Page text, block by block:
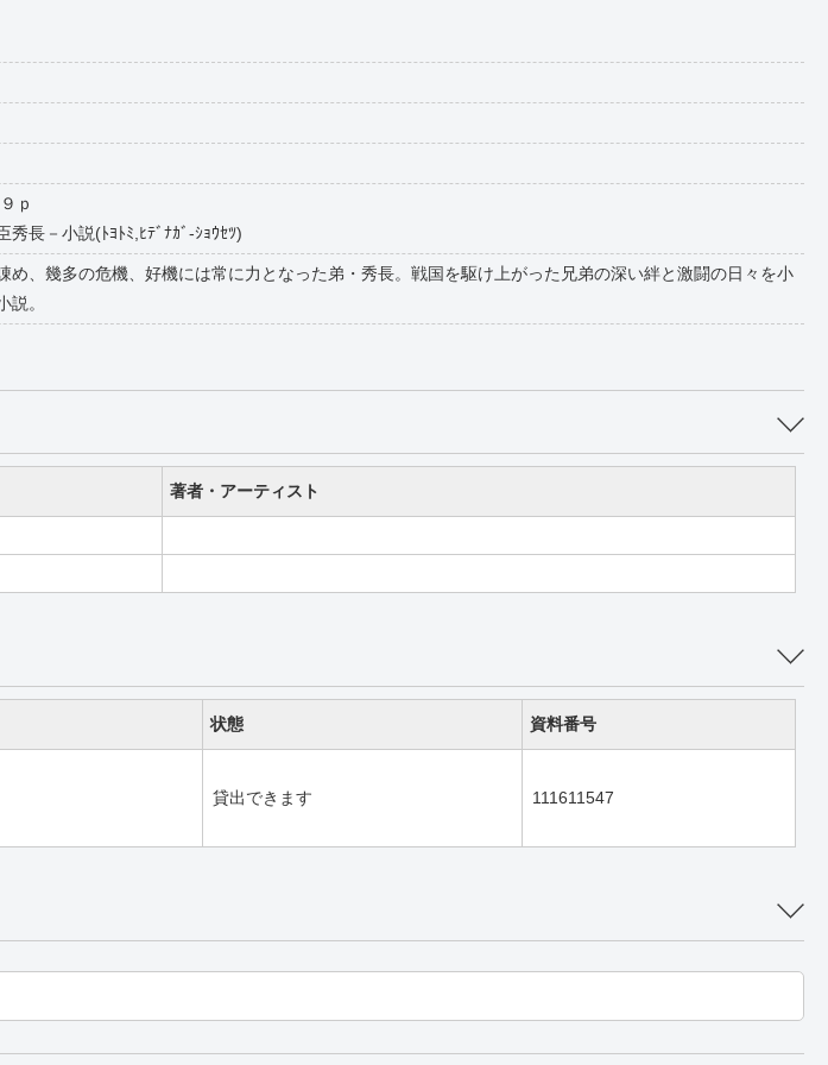
ｐ
長－小説(ﾄﾖﾄﾐ,ﾋﾃﾞﾅｶﾞ-ｼｮｳｾﾂ)
、幾多の危機、好機には常に力となった弟・秀長。戦国を駆け上がった兄弟の深い絆と激闘の日々を小
。
著者・アーティスト
状態 資料番号
貸出できます 111611547